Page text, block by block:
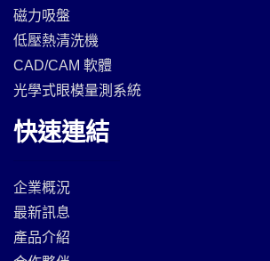
磁力吸盤
低壓熱清洗機
CAD/CAM 軟體
光學式眼模量測系統
快速連結
企業概況
最新訊息
產品介紹